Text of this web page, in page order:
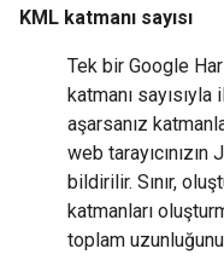
KML katmanı sayısı
Tek bir Google
katmanı sayısıyla
aşarsanız
web
bildirilir. Sınır,
katmanları
toplam